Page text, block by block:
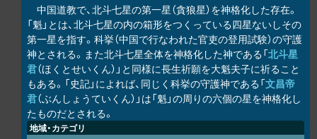
中国道教で、北斗七星の第一星（貪狼星）を神格化した存在。
「魁」とは、北斗七星の内の箱形をつくっている四星ないしその
第一星を指す。科挙（中国で行なわれた官吏の登用試験）の守護
神とされる。また北斗七星全体を神格化した神である「北斗星
君（ほくとせいくん）」と同様に長生祈願を大魁夫子に祈ること
もある。「史記」によれば、同じく科挙の守護神である「文昌帝
君（ぶんしょうていくん）」は「魁」の周りの六個の星を神格化し
たものだとされる。
地域・カテゴリ